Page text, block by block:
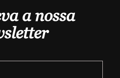
a nossa